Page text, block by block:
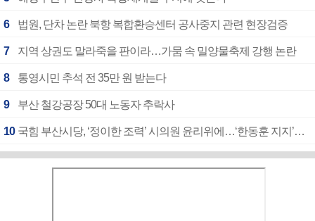
6 법원, 단차 논란 북항 복합환승센터 공사중지 관련 현장검증
7 지역 상권도 말라죽을 판이라…가뭄 속 밀양물축제 강행 논란
8 통영시민 추석 전 35만 원 받는다
9 부산 철강공장 50대 노동자 추락사
10 국힘 부산시당, ‘정이한 조력’ 시의원 윤리위에…‘한동훈 지지’도 신고접수